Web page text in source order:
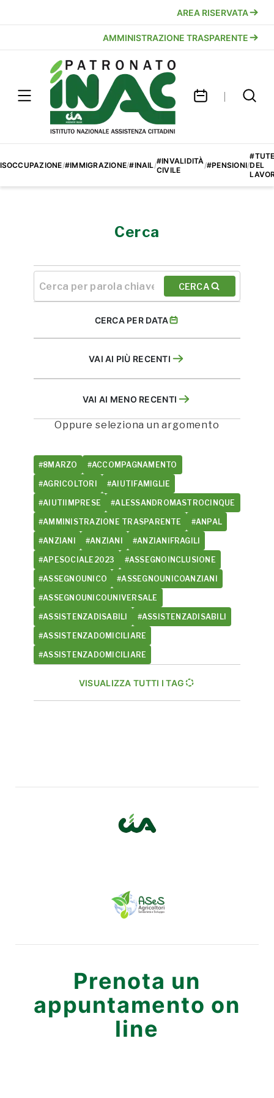
AREA RISERVATA
AMMINISTRAZIONE TRASPARENTE
/#IMMIGRAZIONE/#INAIL/#INVALIDITÀ
CIVILE
/#PENSIONI/DEL
Cerca
CERCA
CERCA PER DATA
VAI AI PIÙ RECENTI
VAI AI MENO RECENTI
Oppure seleziona un argomento
#8MARZO #ACCOMPAGNAMENTO
#AGRICOLTORI #AIUTIFAMIGLIE
#AIUTIIMPRESE #ALESSANDROMASTROCINQUE
#AMMINISTRAZIONE TRASPARENTE #ANPAL
#ANZIANI #ANZIANI #ANZIANIFRAGILI
#APESOCIALE2023 #ASSEGNOINCLUSIONE
#ASSEGNOUNICO #ASSEGNOUNICOANZIANI
#ASSEGNOUNICOUNIVERSALE
#ASSISTENZADISABILI #ASSISTENZADISABILI
#ASSISTENZADOMICILIARE
#ASSISTENZADOMICILIARE
VISUALIZZA TUTTI I TAG
Prenota un
appuntamento on
line